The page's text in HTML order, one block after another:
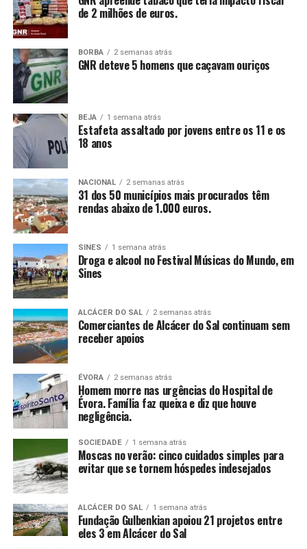
de 2 milhões de euros.
BORBA 2 semanas atrás
GNR deteve 5 homens que caçavam ouriços
BEJA 1 semana atrás
Estafeta assaltado por jovens entre os 11 e os
18 anos
NACIONAL 2 semanas atrás
31 dos 50 municípios mais procurados têm
rendas abaixo de 1.000 euros.
SINES 1 semana atrás
Droga e alcool no Festival Músicas do Mundo, em
Sines
ALCÁCER DO SAL 2 semanas atrás
Comerciantes de Alcácer do Sal continuam sem
receber apoios
ÉVORA 2 semanas atrás
Homem morre nas urgências do Hospital de
Évora. Família faz queixa e diz que houve
negligência.
SOCIEDADE 1 semana atrás
Moscas no verão: cinco cuidados simples para
evitar que se tornem hóspedes indesejados
ALCÁCER DO SAL 1 semana atrás
Fundação Gulbenkian apoiou 21 projetos entre
eles 3 em Alcácer do Sal